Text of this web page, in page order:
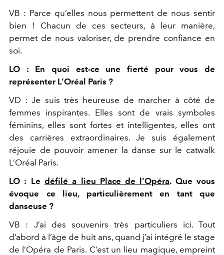
VB : Parce qu’elles nous permettent de nous sentir
bien ! Chacun de ces secteurs, à leur manière,
permet de nous valoriser, de prendre confiance en
soi.
LO : En quoi est-ce une fierté pour vous de
représenter L’Oréal Paris ?
VD : Je suis très heureuse de marcher à côté de
femmes inspirantes. Elles sont de vrais symboles
féminins, elles sont fortes et intelligentes, elles ont
des carrières extraordinaires. Je suis également
réjouie de pouvoir amener la danse sur le catwalk
L’Oréal Paris.
LO : Le défilé a lieu Place de l’Opéra. Que vous
évoque ce lieu, particulièrement en tant que
danseuse ?
VB : J’ai des souvenirs très particuliers ici. Tout
d’abord à l’âge de huit ans, quand j’ai intégré le stage
de l’Opéra de Paris. C’est un lieu magique, empreint